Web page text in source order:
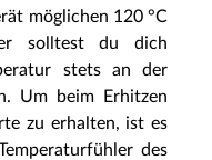
möglichen 120 °C
solltest du dich
stets an der
Um beim Erhitzen
zu erhalten, ist es
des